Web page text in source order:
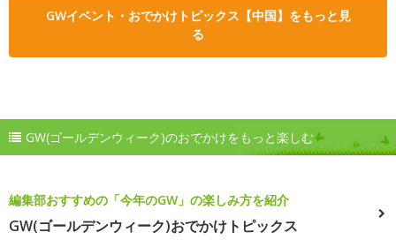
GWイベント・おでかけトピックス【中国】をもっと見
る
GW(ゴールデンウィーク)のおでかけをもっと楽しむ
編集部おすすめの「今年のGW」の楽しみ方を紹介
GW(ゴールデンウィーク)おでかけトピックス